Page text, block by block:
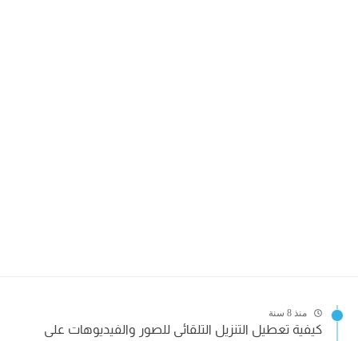
منذ 8 سنة
كيفية تعطيل التنزيل التلقائى للصور والفيديوهات على